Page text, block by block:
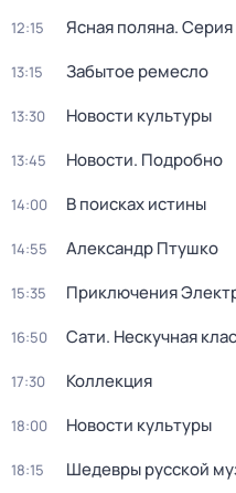
12:15 Ясная поляна. Серия
13:15 Забытое ремесло
13:30 Новости культуры
13:45 Новости. Подробно
14:00 В поисках истины
14:55 Александр Птушко
15:35 Приключения
16:50 Сати. Нескучная
17:30 Коллекция
18:00 Новости культуры
18:15 Шедевры русской